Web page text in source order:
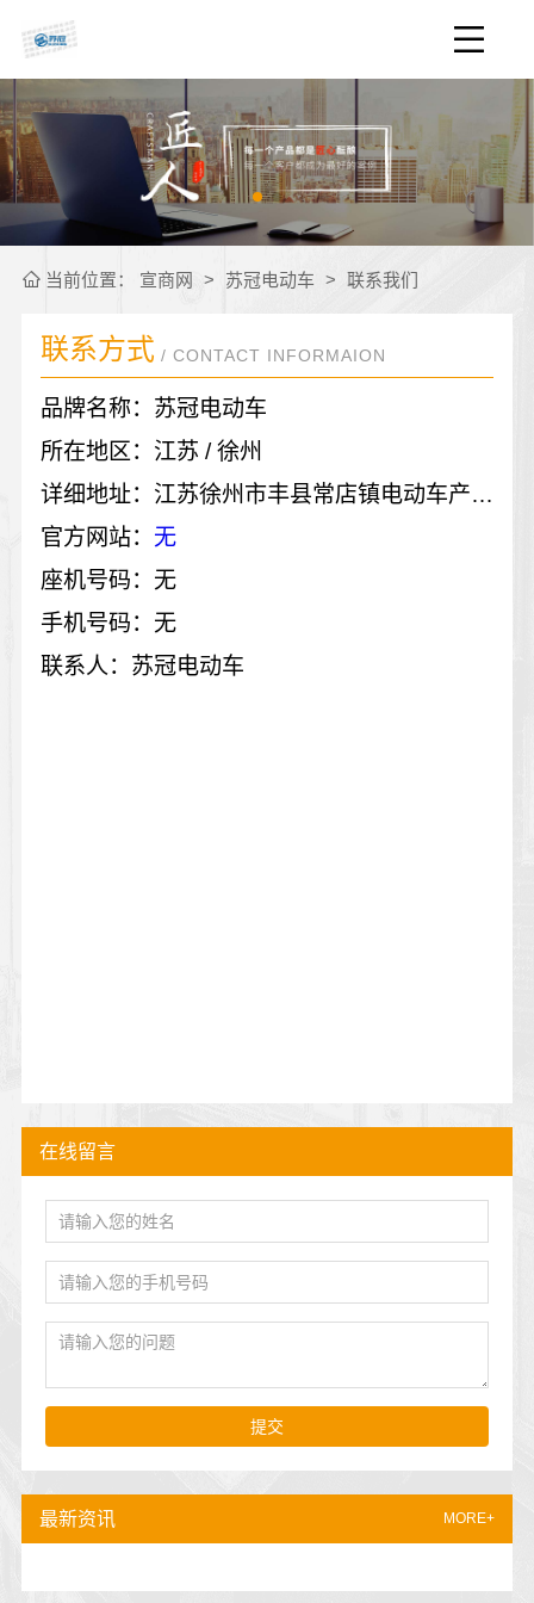
当前位置： 宣商网 > 苏冠电动车 > 联系我们
联系方式 / CONTACT INFORMAION
品牌名称：苏冠电动车
所在地区：江苏 / 徐州
详细地址：江苏徐州市丰县常店镇电动车产业园江苏飞米车业有限公司
官方网站： 无
座机号码：无
手机号码：无
联系人：苏冠电动车
最新资讯 MORE+
在线留言
提交